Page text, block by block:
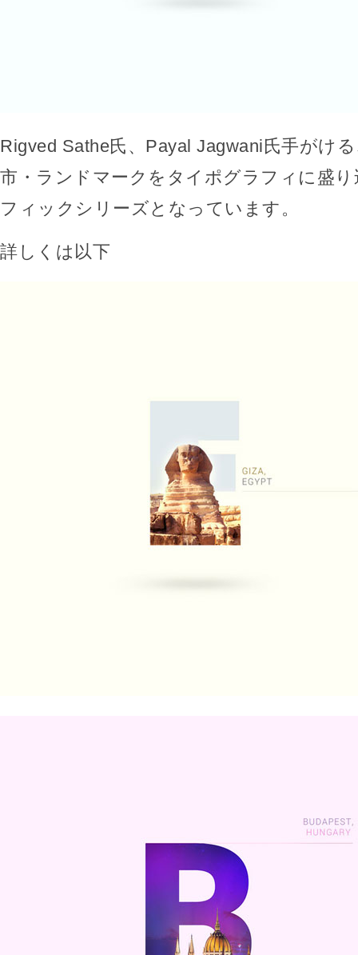
Rigved Sathe氏、Payal Jagwani氏手がけ
市・ランドマークをタイポグラフィに盛
フィックシリーズとなっています。
詳しくは以下